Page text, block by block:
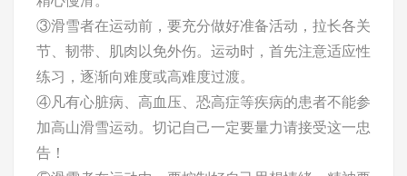
③滑雪者在运动前，要充分做好准备活动，拉长各关
节、韧带、肌肉以免外伤。运动时，首先注意适应性
练习，逐渐向难度或高难度过渡。
④凡有心脏病、高血压、恐高症等疾病的患者不能参
加高山滑雪运动。切记自己一定要量力请接受这一忠
告！